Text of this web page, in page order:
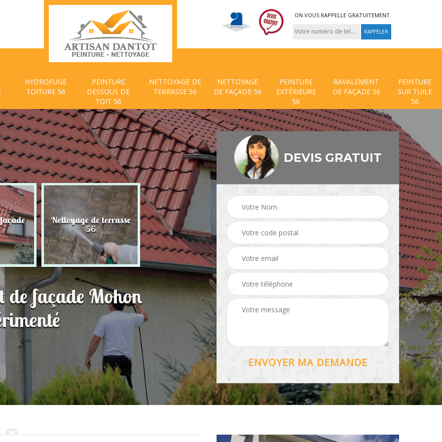
ON VOUS RAPPELLE GRATUITEMENT
HYDROFUGE
TOITURE 56
PEINTURE
DESSOUS DE
TOIT 56
NETTOYAGE DE
TERRASSE 56
NETTOYAGE
DE FAÇADE 56
PEINTURE
EXTÉRIEURE
56
RAVALEMENT
DE FAÇADE 56
PEINTURE
SUR TUILE
56
Nettoyage de terrasse
56
Peinture dessous de
toit 56 Hydrofuge toiture 56 Traitement anti
56
de façade Mohon
DEVIS GRATUIT